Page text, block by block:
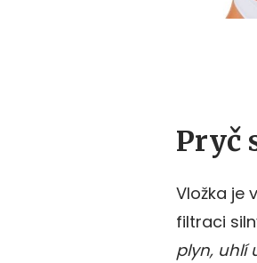
Pryč
Vložka je
filtraci
plyn, uhlí